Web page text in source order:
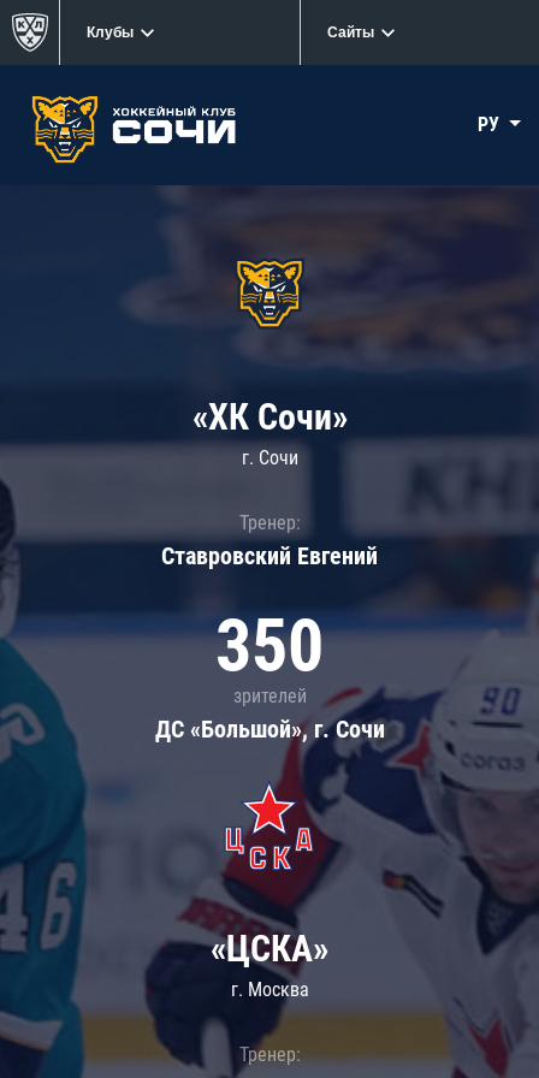
Клубы Сайты
РУ
«ХК Сочи»
г. Сочи
Тренер:
Ставровский Евгений
350
зрителей
ДС «Большой», г. Сочи
«ЦСКА»
г. Москва
Тренер: